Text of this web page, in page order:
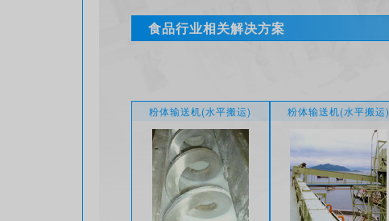
食品行业相关解决方案
粉体输送机(水平搬运) 粉体输送机(水平搬运)